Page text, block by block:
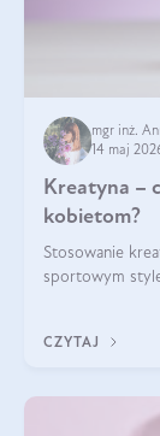
mgr inż.
14 maj
Kreatyna –
kobietom?
Stosowanie
sportowym
zwiększa masę
CZYTAJ